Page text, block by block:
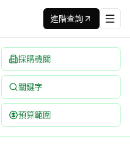
進階查詢
採購機關
關鍵字
預算範圍
號：20260421 | 公開招標
| 招標方式：公開招標 | 決